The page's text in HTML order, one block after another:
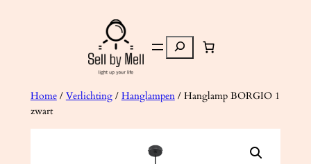
Zoeken
Home/ Verlichting/ Hanglampen/ Hanglamp BORGIO 1
zwart